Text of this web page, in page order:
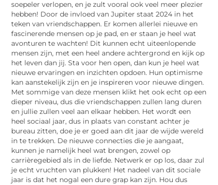
soepeler verlopen, en je zult vooral ook veel meer plezier
hebben! Door de invloed van Jupiter staat 2024 in het
teken van vriendschappen. Er komen allerlei nieuwe en
fascinerende mensen op je pad, en er staan je heel wat
avonturen te wachten! Dit kunnen echt uiteenlopende
mensen zijn, met een heel andere achtergrond en kijk op
het leven dan jij. Sta voor hen open, dan kun je heel wat
nieuwe ervaringen en inzichten opdoen. Hun optimisme
kan aanstekelijk zijn en je inspireren voor nieuwe dingen.
Met sommige van deze mensen klikt het ook echt op een
dieper niveau, dus die vriendschappen zullen lang duren
en jullie zullen veel aan elkaar hebben. Het wordt een
heel sociaal jaar, dus in plaats van constant achter je
bureau zitten, doe je er goed aan dit jaar de wijde wereld
in te trekken. De nieuwe connecties die je aangaat,
kunnen je namelijk heel wat brengen, zowel op
carrièregebied als in de liefde. Netwerk er op los, daar zul
je echt vruchten van plukken! Het nadeel van dit sociale
jaar is dat het nogal een dure grap kan zijn. Hou dus